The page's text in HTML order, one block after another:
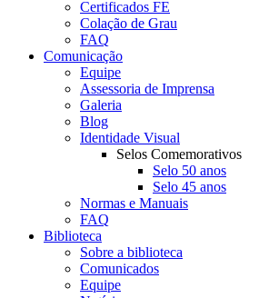
Certificados FE
Colação de Grau
FAQ
Comunicação
Equipe
Assessoria de Imprensa
Galeria
Blog
Identidade Visual
Selos Comemorativos
Selo 50 anos
Selo 45 anos
Normas e Manuais
FAQ
Biblioteca
Sobre a biblioteca
Comunicados
Equipe